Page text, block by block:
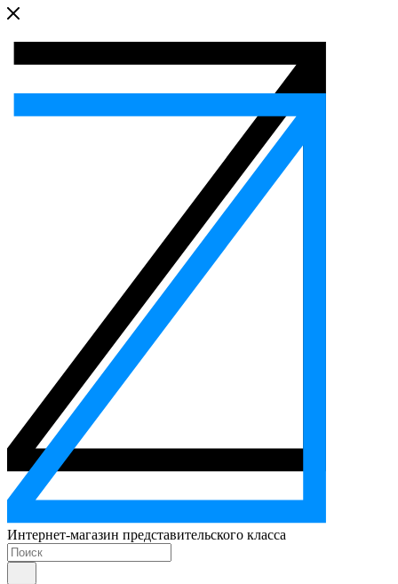
Интернет-магазин представительского класса